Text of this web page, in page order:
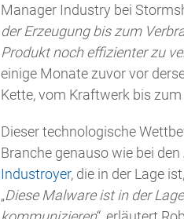
Manager Industry bei
der Erzeugung bis zum
Produkt noch effizienter zu
einige Monate zuvor vor
Kette, vom Kraftwerk bis
Dieser technologische
Branche genauso wie bei
Industroyer, die in der Lage
„Diese Malware ist in der